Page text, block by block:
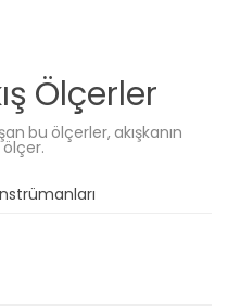
Ölçerler
bu ölçerler, akışkanın
ölçer.